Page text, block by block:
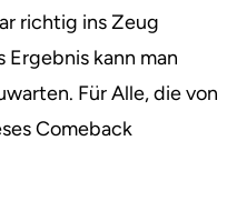
richtig ins Zeug
kann man
Für Alle, die von
Comeback